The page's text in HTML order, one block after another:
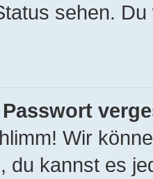
sehen.
Wir
du kannst es